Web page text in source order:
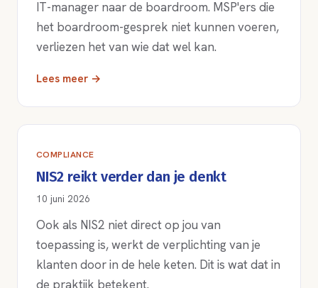
IT-manager naar de boardroom. MSP'ers die
het boardroom-gesprek niet kunnen voeren,
verliezen het van wie dat wel kan.
Lees meer →
COMPLIANCE
NIS2 reikt verder dan je denkt
10 juni 2026
Ook als NIS2 niet direct op jou van
toepassing is, werkt de verplichting van je
klanten door in de hele keten. Dit is wat dat in
de praktijk betekent.